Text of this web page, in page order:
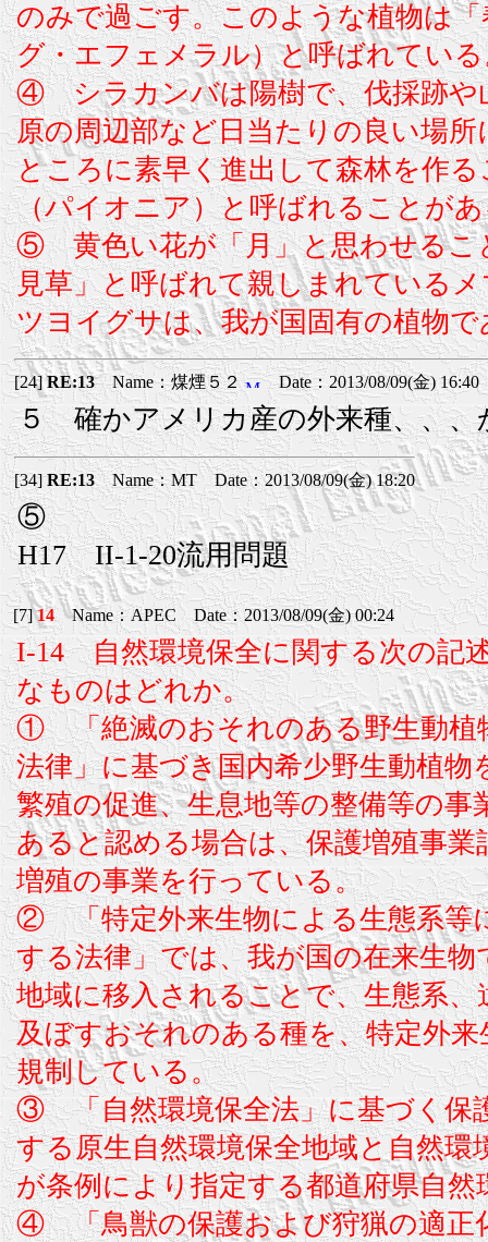
のみで過ごす。このような植物は
グ・エフェメラル）と呼ばれてい
④ シラカンバは陽樹で、伐採跡や
原の周辺部など日当たりの良い場
ところに素早く進出して森林を作
（パイオニア）と呼ばれることが
⑤ 黄色い花が「月」と思わせるこ
見草」と呼ばれて親しまれている
ツヨイグサは、我が国固有の植物で
[24]RE:13Name：煤煙５２ Date：2013/08/09(金) 16:40
５ 確かアメリカ産の外来種、、、
[34]RE:13Name：MT Date：2013/08/09(金) 18:20
⑤
H17 II-1-20流用問題
[7]14Name：APEC Date：2013/08/09(金) 00:24
I-14 自然環境保全に関する次の記
なものはどれか。
① 「絶滅のおそれのある野生動植
法律」に基づき国内希少野生動植物
繁殖の促進、生息地等の整備等の事
あると認める場合は、保護増殖事業
増殖の事業を行っている。
② 「特定外来生物による生態系等
する法律」では、我が国の在来生
地域に移入されることで、生態系、
及ぼすおそれのある種を、特定外
規制している。
③ 「自然環境保全法」に基づく保
する原生自然環境保全地域と自然環
が条例により指定する都道府県自然
④ 「鳥獣の保護および狩猟の適正